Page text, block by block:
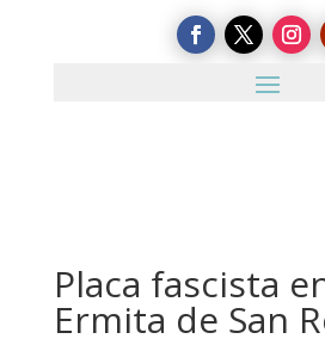
Placa fascista
Ermita de San